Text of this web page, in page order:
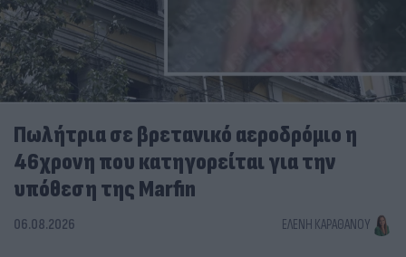
Πωλήτρια σε βρετανικό αεροδρόμιο η
46χρονη που κατηγορείται για την
υπόθεση της Marfin
06.08.2026 ΕΛΈΝΗ ΚΑΡΑΘΆΝΟΥ